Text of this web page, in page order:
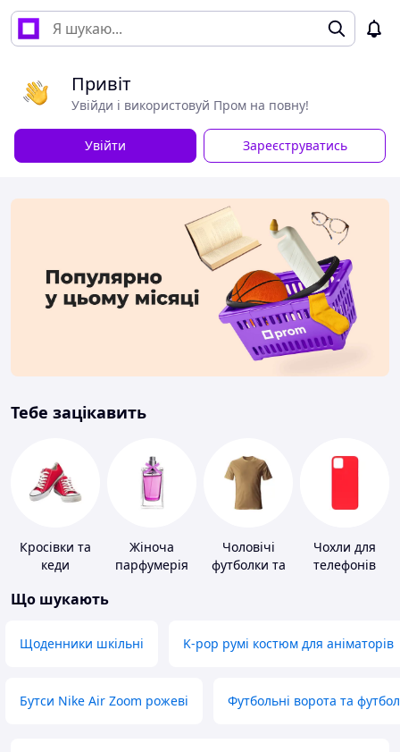
Привіт
Увійди і використовуй Пром на повну!
Увійти Зареєструватись
Тебе зацікавить
Кросівки та
кеди
Жіноча
парфумерія
Чоловічі
футболки та
Чохли для
телефонів
Що шукають
Щоденники шкільні K-pop румі костюм для аніматорів
Бутси Nike Air Zoom рожеві Футбольні ворота та